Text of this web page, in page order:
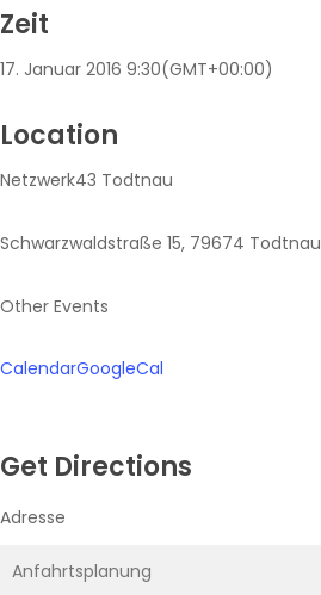
Zeit
17. Januar 2016 9:30(GMT+00:00)
Location
Netzwerk43 Todtnau
Schwarzwaldstraße 15, 79674 Todtnau
Other Events
CalendarGoogleCal
Get Directions
Adresse